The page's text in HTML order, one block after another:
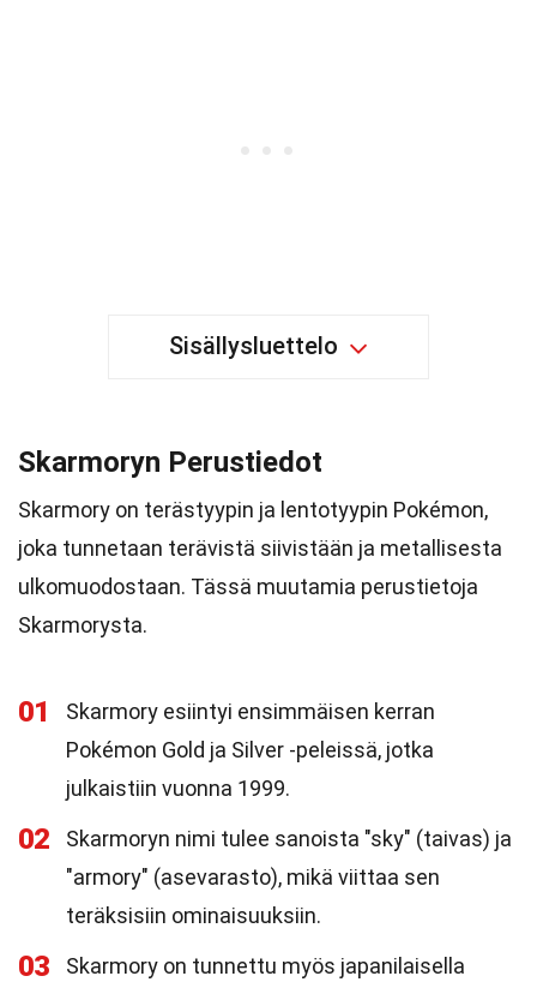
Sisällysluettelo
Skarmoryn Perustiedot
Skarmory on terästyypin ja lentotyypin Pokémon,
joka tunnetaan terävistä siivistään ja metallisesta
ulkomuodostaan. Tässä muutamia perustietoja
Skarmorysta.
01
Skarmory esiintyi ensimmäisen kerran
Pokémon Gold ja Silver -peleissä, jotka
julkaistiin vuonna 1999.
02
Skarmoryn nimi tulee sanoista "sky" (taivas) ja
"armory" (asevarasto), mikä viittaa sen
teräksisiin ominaisuuksiin.
03
Skarmory on tunnettu myös japanilaisella